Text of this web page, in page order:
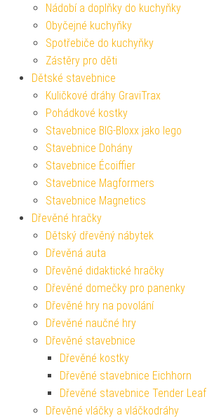
Nádobí a doplňky do kuchyňky
Obyčejné kuchyňky
Spotřebiče do kuchyňky
Zástěry pro děti
Dětské stavebnice
Kuličkové dráhy GraviTrax
Pohádkové kostky
Stavebnice BIG-Bloxx jako lego
Stavebnice Dohány
Stavebnice Écoiffier
Stavebnice Magformers
Stavebnice Magnetics
Dřevěné hračky
Dětský dřevěný nábytek
Dřevěná auta
Dřevěné didaktické hračky
Dřevěné domečky pro panenky
Dřevěné hry na povolání
Dřevěné naučné hry
Dřevěné stavebnice
Dřevěné kostky
Dřevěné stavebnice Eichhorn
Dřevěné stavebnice Tender Leaf
Dřevěné vláčky a vláčkodráhy